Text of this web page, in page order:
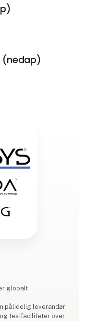
(nedap)
globalt
pålidelig leverandør
testfaciliteter over